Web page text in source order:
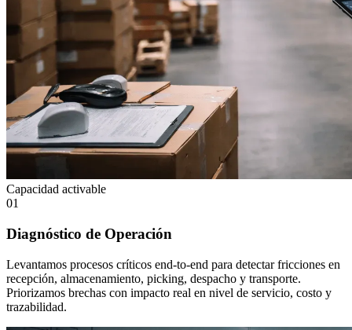
Capacidad activable
01
Diagnóstico de Operación
Levantamos procesos críticos end-to-end para detectar fricciones en
recepción, almacenamiento, picking, despacho y transporte.
Priorizamos brechas con impacto real en nivel de servicio, costo y
trazabilidad.